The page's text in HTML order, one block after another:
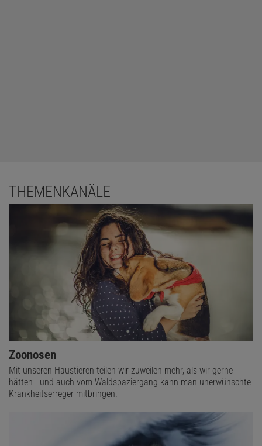
THEMENKANÄLE
Zoonosen
Mit unseren Haustieren teilen wir zuweilen mehr, als wir gerne
hätten - und auch vom Waldspaziergang kann man unerwünschte
Krankheitserreger mitbringen.